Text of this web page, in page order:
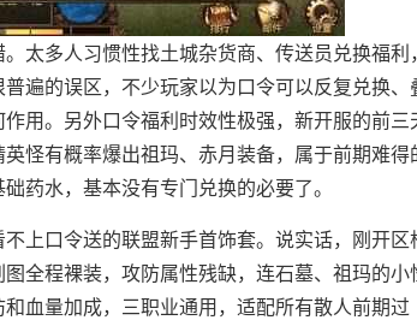
太多人习惯性找土城杂货商、传送员兑换福利，
遍的误区，不少玩家以为口令可以反复兑换、
用。另外口令福利时效性极强，新开服的前三
怪有概率爆出祖玛、赤月装备，属于前期难得
药水，基本没有专门兑换的必要了。
上口令送的联盟新手首饰套。说实话，刚开区
全程裸装，攻防属性残缺，连石墓、祖玛的小
血量加成，三职业通用，适配所有散人前期过